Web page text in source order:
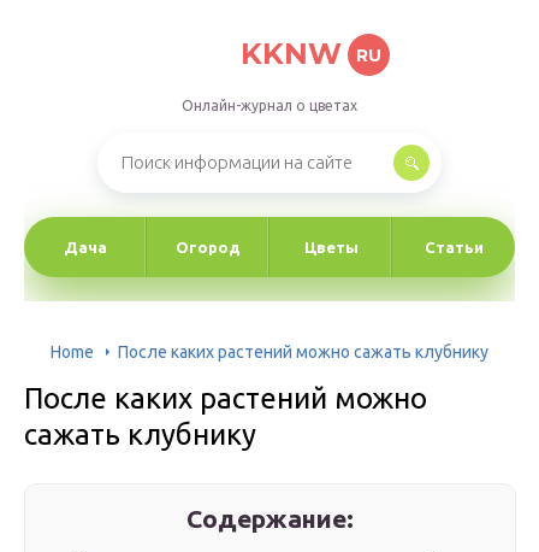
KKNW RU
Онлайн-журнал о цветах
Дача Огород Цветы Статьи
Home После каких растений можно сажать клубнику
После каких растений можно
сажать клубнику
Содержание: